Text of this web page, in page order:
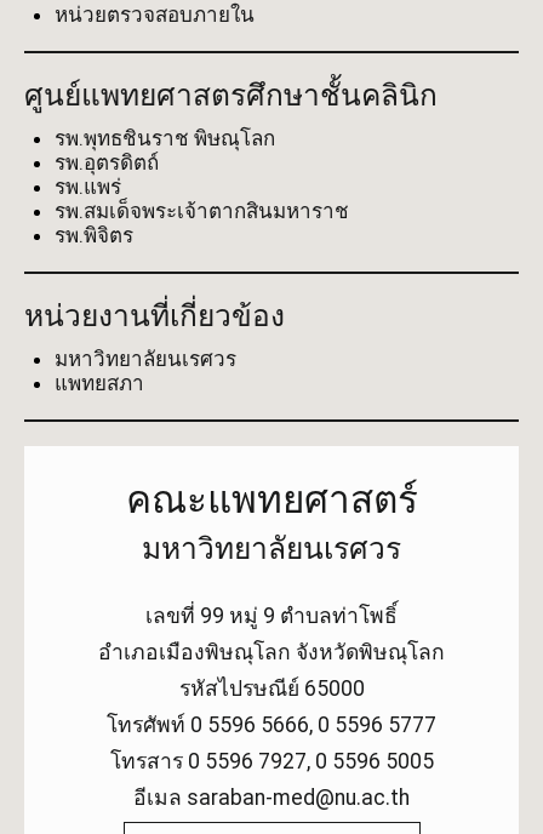
หน่วยตรวจสอบภายใน
ศูนย์แพทยศาสตรศึกษาชั้นคลินิก
รพ.พุทธชินราช พิษณุโลก
รพ.อุตรดิตถ์
รพ.แพร่
รพ.สมเด็จพระเจ้าตากสินมหาราช
รพ.พิจิตร
หน่วยงานที่เกี่ยวข้อง
มหาวิทยาลัยนเรศวร
แพทยสภา
คณะแพทยศาสตร์
มหาวิทยาลัยนเรศวร
เลขที่ 99 หมู่ 9 ตำบลท่าโพธิ์
อำเภอเมืองพิษณุโลก จังหวัดพิษณุโลก
รหัสไปรษณีย์ 65000
โทรศัพท์ 0 5596 5666, 0 5596 5777
โทรสาร 0 5596 7927, 0 5596 5005
อีเมล saraban-med@nu.ac.th